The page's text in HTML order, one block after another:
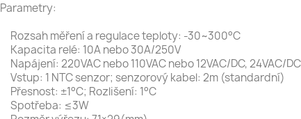
Parametry:
Rozsah měření a regulace teploty: -30~300°C
Kapacita relé: 10A nebo 30A/250V
Napájení: 220VAC nebo 110VAC nebo 12VAC/DC, 24VAC/DC
Vstup: 1 NTC senzor; senzorový kabel: 2m (standardní)
Přesnost: ±1°C; Rozlišení: 1°C
Spotřeba: ≤3W